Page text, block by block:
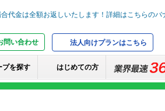
問い合わせ 法人向けプランはこちら
プを探す はじめての方